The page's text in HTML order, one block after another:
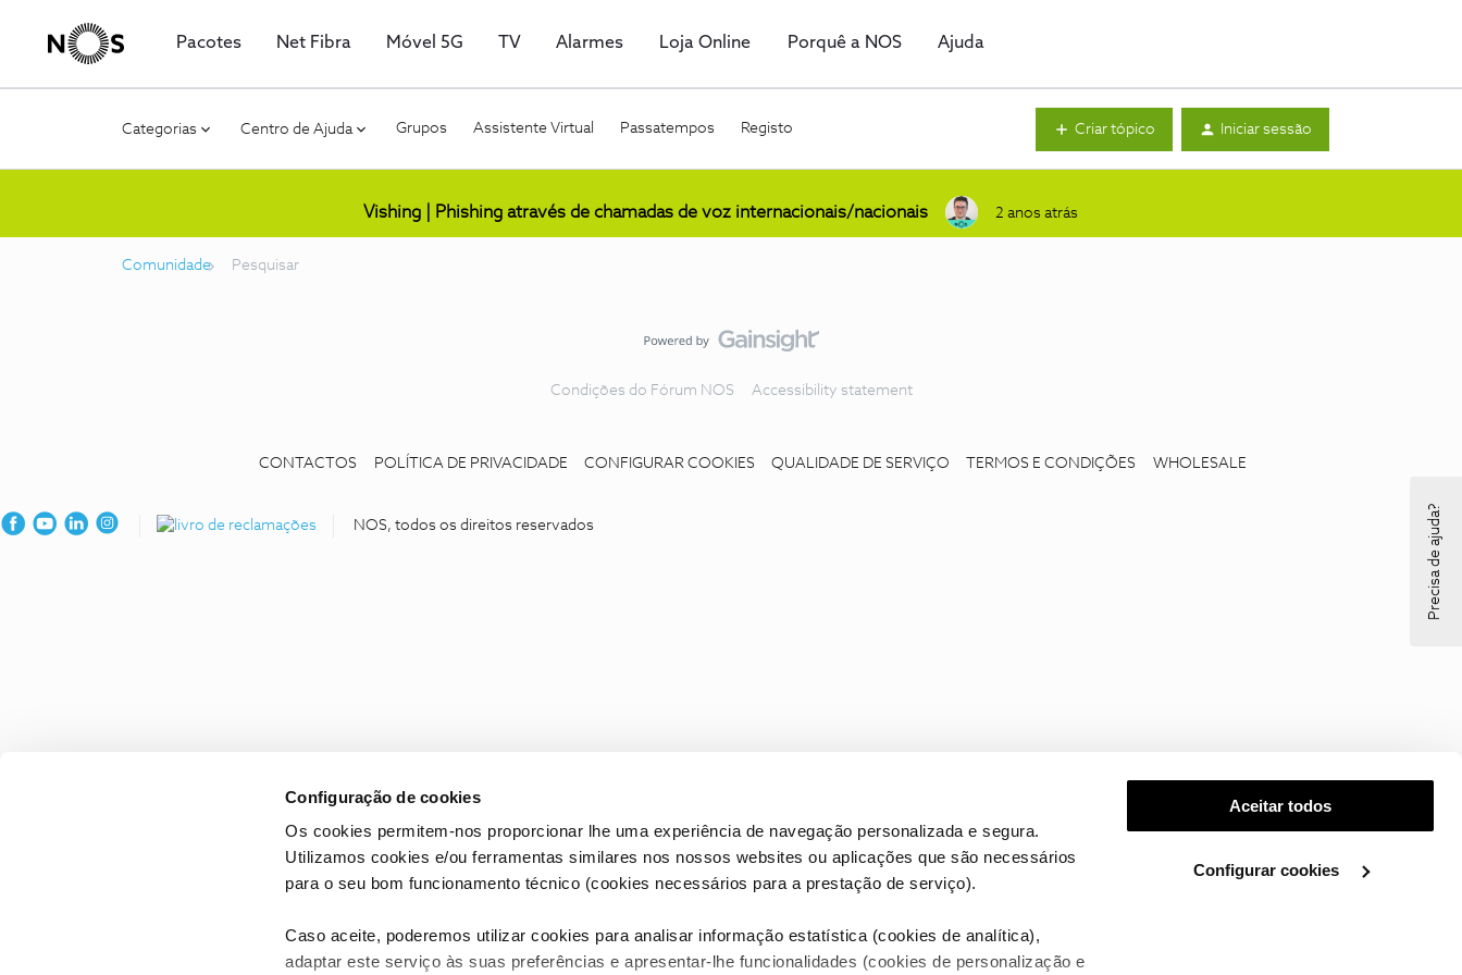
Configuração de cookies
Os cookies permitem-nos proporcionar lhe uma experiência de navegação personalizada e segura.
Utilizamos cookies e/ou ferramentas similares nos nossos websites ou aplicações que são necessários
para o seu bom funcionamento técnico (cookies necessários para a prestação de serviço).
Caso aceite, poderemos utilizar cookies para analisar informação estatística (cookies de analítica),
adaptar este serviço às suas preferências e apresentar-lhe funcionalidades (cookies de personalização e
Aceitar todos
Configurar cookies
Pacotes Net Fibra Móvel 5G TV Alarmes Loja Online Porquê a NOS Ajuda
Categorias Centro de Ajuda Grupos Assistente Virtual Passatempos Registo Criar tópico Iniciar sessão
Vishing | Phishing através de chamadas de voz internacionais/nacionais 2 anos atrás
Comunidade Pesquisar
Condições do Fórum NOS Accessibility statement
CONTACTOS POLÍTICA DE PRIVACIDADE CONFIGURAR COOKIES QUALIDADE DE SERVIÇO TERMOS E CONDIÇÕES WHOLESALE
NOS, todos os direitos reservados Precisa de ajuda?